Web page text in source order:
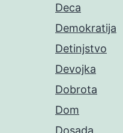
Deca
Demokratija
Detinjstvo
Devojka
Dobrota
Dom
Dosada